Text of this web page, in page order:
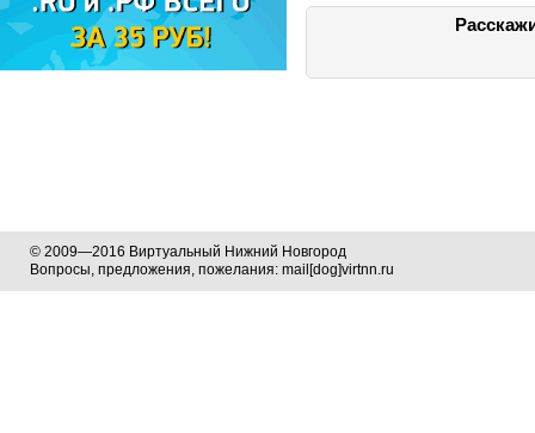
© 2009—2016 Виртуальный Нижний Новгород
Вопросы, предложения, пожелания: mail[dog]virtnn.ru